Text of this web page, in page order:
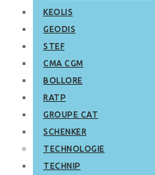
KEOLIS
GEODIS
STEF
CMA CGM
BOLLORE
RATP
GROUPE CAT
SCHENKER
TECHNOLOGIE
TECHNIP